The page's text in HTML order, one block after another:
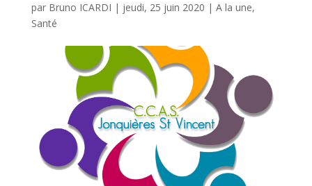
par Bruno ICARDI | jeudi, 25 juin 2020 | A la une,
Santé